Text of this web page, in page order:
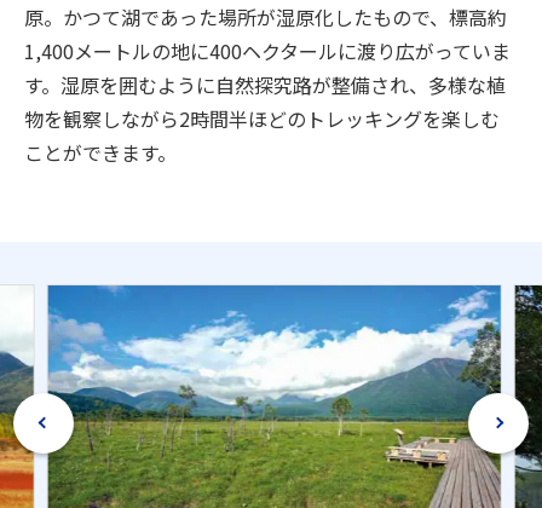
原。かつて湖であった場所が湿原化したもので、標高約
1,400メートルの地に400ヘクタールに渡り広がっていま
す。湿原を囲むように自然探究路が整備され、多様な植
物を観察しながら2時間半ほどのトレッキングを楽しむ
ことができます。